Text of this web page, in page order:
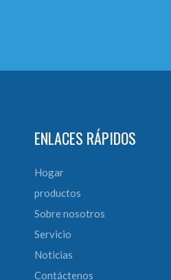
ENLACES RÁPIDOS
Hogar
productos
Sobre nosotros
Servicio
Noticias
Contáctenos